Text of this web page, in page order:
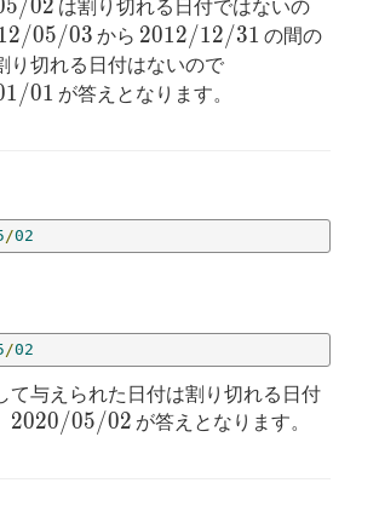
02
5/02 は割り切れる日付ではないの
05/03
2/05/03 から 2012/12/31
2012/12/31 の間の
り切れる日付はないので
1/01 が答えとなります。
/02
/02
て与えられた日付は割り切れる日付
2020/05/02
2020/05/02 が答えとなります。